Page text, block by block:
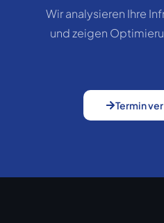
Wir analysieren Ihre
und zeigen
Termin